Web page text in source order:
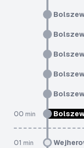
00 min
01 min